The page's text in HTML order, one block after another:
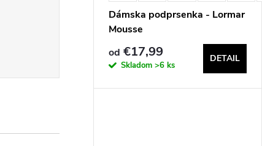
Dámska podprsenka - Lormar
Mousse
od €17,99
Skladom >6 ks
DETAIL